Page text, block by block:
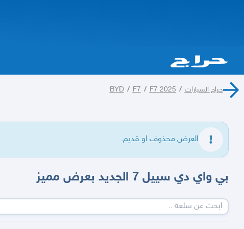
حراج السيارات /
BYD / F7 / F7 2025
العرض محذوف او قديم.
بي واي دي سييل 7 الجديد بعرض مميز